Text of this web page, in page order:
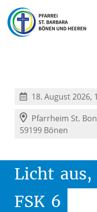
18. August 2026,
Pfarrheim St.
59199 Bönen
Licht aus,
FSK 6